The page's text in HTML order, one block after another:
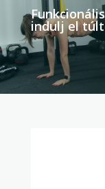
indulj el